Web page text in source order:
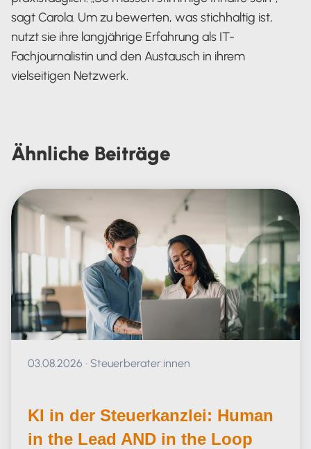
sagt Carola. Um zu bewerten, was stichhaltig ist,
nutzt sie ihre langjährige Erfahrung als IT-
Fachjournalistin und den Austausch in ihrem
vielseitigen Netzwerk.
Ähnliche Beiträge
Veröffentlicht am 03.08.2026
03.08.2026 · Steuerberater:innen
KI in der Steuerkanzlei: Human
in the Lead AND in the Loop